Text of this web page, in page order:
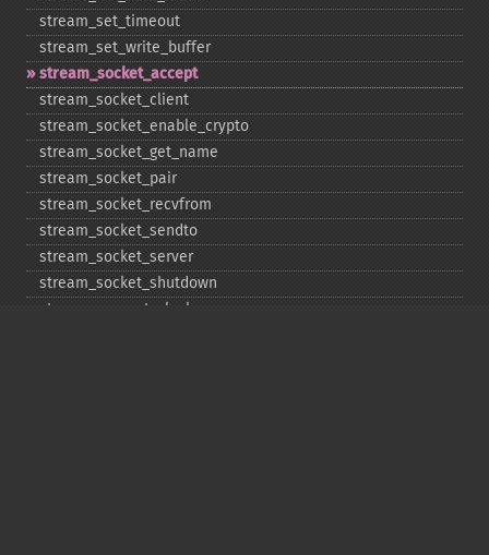
stream_​set_​timeout
stream_​set_​write_​buffer
stream_​socket_​accept
stream_​socket_​client
stream_​socket_​enable_​crypto
stream_​socket_​get_​name
stream_​socket_​pair
stream_​socket_​recvfrom
stream_​socket_​sendto
stream_​socket_​server
stream_​socket_​shutdown
stream_​supports_​lock